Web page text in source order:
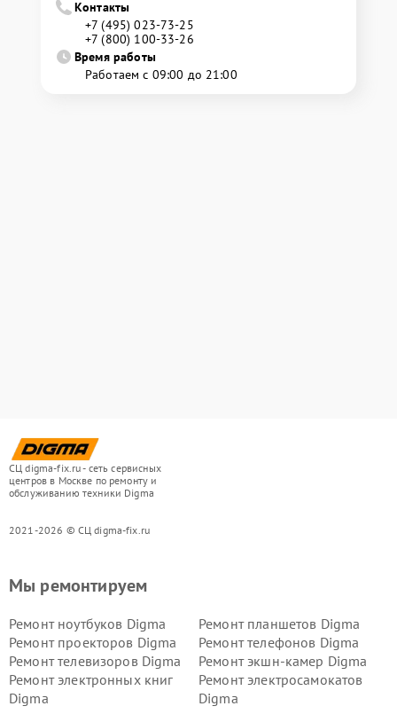
Контакты
+7 (495) 023-73-25
+7 (800) 100-33-26
Время работы
Работаем с 09:00 до 21:00
СЦ digma-fix.ru - сеть сервисных
центров в Москве по ремонту и
обслуживанию техники Digma
2021-2026 © СЦ digma-fix.ru
Мы ремонтируем
Ремонт ноутбуков Digma
Ремонт планшетов Digma
Ремонт проекторов Digma
Ремонт телефонов Digma
Ремонт телевизоров Digma
Ремонт экшн-камер Digma
Ремонт электронных книг
Digma
Ремонт электросамокатов
Digma